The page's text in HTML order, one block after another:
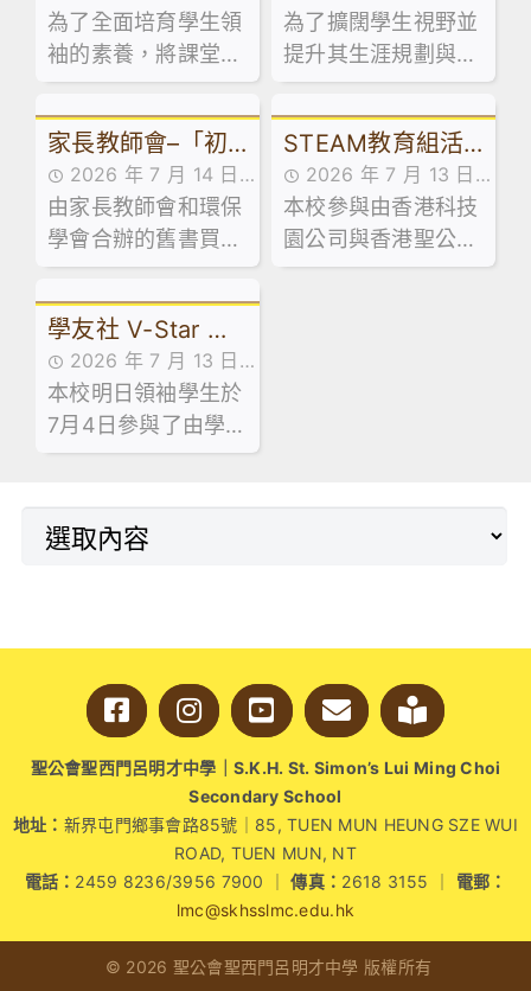
系列工作坊
活動花絮
為了全面培育學生領
袖的素養，將課堂知
識延伸至領導實踐，
本校訓導組於日前試
後活動期間，精心規
劃並舉辦了兩場學生
領袖系列工作坊。
科活動：走進維園
市集創業
活動花絮
為了擴闊學生視野並
提升其生涯規劃與創
業相關能力，本校企
業、會計與財務概論
科及基本商業科於試
後活動期間，特意安
排同學參加由保良局
青年創業服務中心舉
家長教師會–「初
中級舊書買賣」活
動
2026 年 7 月 14 日
家校合作,家長教師會
活動花絮,活動花絮
由家長教師會和環保
學會合辦的舊書買賣
活動已於 7 月 13 日
順利舉行！當日禮堂
熱鬧非凡，大批家長
同學滿載而歸！🥰
STEAM教育組活
動：「少年創科探
索家」計劃 – 到校
講座及AI嘉年華
2026 年 7 月 13 日
活動花絮
本校參與由香港科技
園公司與香港聖公會
教育服務部合辦的「
學友社 V-Star 計
劃 — 長者探訪日
2026 年 7 月 13 日
活動花絮
本校明日領袖學生於
7月4日參與了由學友
社舉辦的「V-Star
日」。活動於明愛天
悅長者中心順利舉
聖公會聖西門呂明才中學｜S.K.H. St. Simon’s Lui Ming Choi
Secondary School
地址： 新界屯門鄉事會路85號｜85, TUEN MUN HEUNG SZE WUI
ROAD, TUEN MUN, NT
電話： 2459 8236/3956 7900 ｜傳真： 2618 3155 ｜ 電郵：
lmc@skhsslmc.edu.hk
© 2026 聖公會聖西門呂明才中學 版權所有